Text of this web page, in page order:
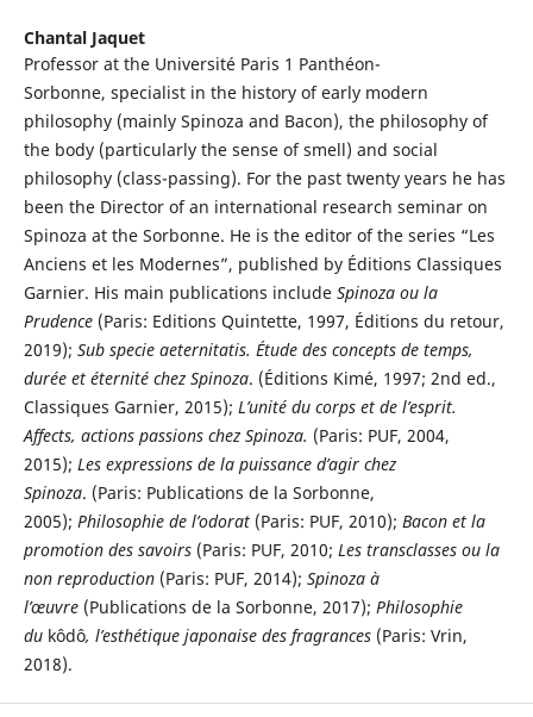
Chantal Jaquet
Professor at the Université Paris 1 Panthéon-
Sorbonne, specialist in the history of early modern
philosophy (mainly Spinoza and Bacon), the philosophy of
the body (particularly the sense of smell) and social
philosophy (class-passing). For the past twenty years he has
been the Director of an international research seminar on
Spinoza at the Sorbonne. He is the editor of the series “Les
Anciens et les Modernes”, published by Éditions Classiques
Garnier. His main publications include Spinoza ou la
Prudence(Paris: Editions Quintette, 1997, Éditions du retour,
2019); Sub specie aeternitatis. Étude des concepts de temps,
durée et éternité chez Spinoza. (Éditions Kimé, 1997; 2nd ed.,
Classiques Garnier, 2015); L’unité du corps et de l’esprit.
Affects, actions passions chez Spinoza. (Paris: PUF, 2004,
2015); Les expressions de la puissance d’agir chez
Spinoza. (Paris: Publications de la Sorbonne,
2005); Philosophie de l’odorat(Paris: PUF, 2010); Bacon et la
promotion des savoirs(Paris: PUF, 2010; Les transclasses ou la
non reproduction(Paris: PUF, 2014); Spinoza à
l’œuvre(Publications de la Sorbonne, 2017); Philosophie
du kôdô, l’esthétique japonaise des fragrances(Paris: Vrin,
2018).